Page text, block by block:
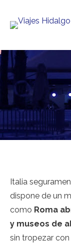
Italia
dispone de un
como Roma
y museos de
sin tropezar con